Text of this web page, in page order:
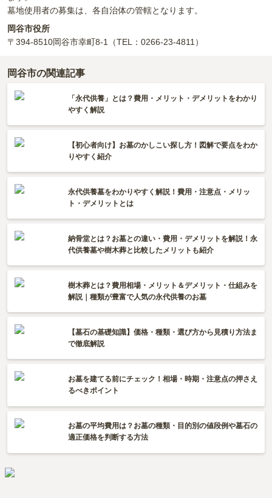
墓地使用者の募集は、各自治体の管轄となります。
岡谷市役所
〒394-8510岡谷市幸町8-1 （TEL：0266-23-4811）
岡谷市の関連記事
「永代供養」とは？費用・メリット・デメリットをわかり
やすく解説
【初心者向け】お墓のかしこい探し方！図解で要点をわか
りやすく紹介
永代供養墓をわかりやすく解説！費用・注意点・メリッ
ト・デメリットとは
納骨堂とは？お墓との違い・費用・デメリットを解説！永
代供養墓や樹木葬と比較したメリットも紹介
樹木葬とは？費用相場・メリット＆デメリット・仕組みを
解説｜種類が豊富で人気の永代供養のお墓
【墓石の基礎知識】価格・種類・選び方から見積り方法ま
で徹底解説
お墓を建てる前にチェック！相場・時期・注意点の押さえ
るべきポイント
お墓の平均費用は？お墓の種類・目的別の値段例や墓石の
適正価格を判断する方法